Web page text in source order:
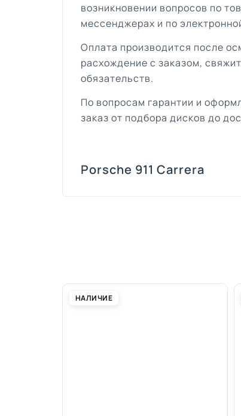
возникновении вопросов по
мессенджерах и по
Оплата производится после
расхождение с заказом,
обязательств.
По вопросам гарантии и
заказ от подбора дисков до
Porsche 911 Carrera
НАЛИЧИЕ